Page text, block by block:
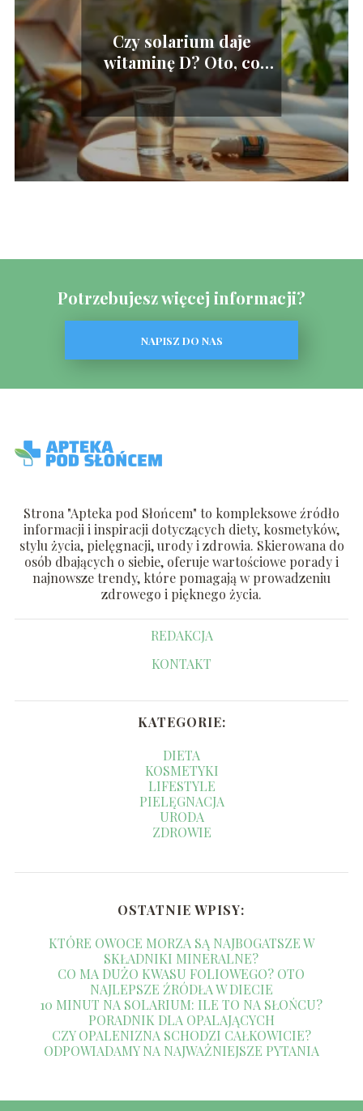
Czy solarium daje
witaminę D? Oto, co
musisz wiedzieć
Potrzebujesz więcej informacji?
NAPISZ DO NAS
Strona "Apteka pod Słońcem" to kompleksowe źródło
informacji i inspiracji dotyczących diety, kosmetyków,
stylu życia, pielęgnacji, urody i zdrowia. Skierowana do
osób dbających o siebie, oferuje wartościowe porady i
najnowsze trendy, które pomagają w prowadzeniu
zdrowego i pięknego życia.
REDAKCJA
KONTAKT
KATEGORIE:
DIETA
KOSMETYKI
LIFESTYLE
PIELĘGNACJA
URODA
ZDROWIE
OSTATNIE WPISY:
KTÓRE OWOCE MORZA SĄ NAJBOGATSZE W
SKŁADNIKI MINERALNE?
CO MA DUŻO KWASU FOLIOWEGO? OTO
NAJLEPSZE ŹRÓDŁA W DIECIE
10 MINUT NA SOLARIUM: ILE TO NA SŁOŃCU?
PORADNIK DLA OPALAJĄCYCH
CZY OPALENIZNA SCHODZI CAŁKOWICIE?
ODPOWIADAMY NA NAJWAŻNIEJSZE PYTANIA